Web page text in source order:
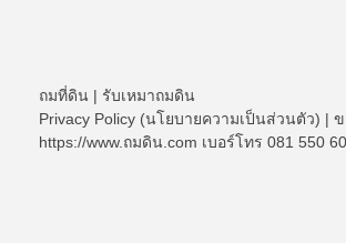
ถมที่ดิน | รับเหมาถมดิน
Privacy Policy (นโยบายความเป็นส่วนตัว) |
https://www.ถมดิน.com เบอร์โทร 081 550